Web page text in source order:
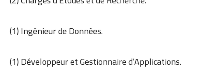
(1) Ingénieur de Données.
(1) Développeur et Gestionnaire d’Applications.